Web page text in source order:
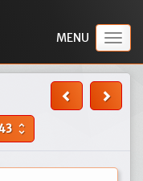
unfold_more